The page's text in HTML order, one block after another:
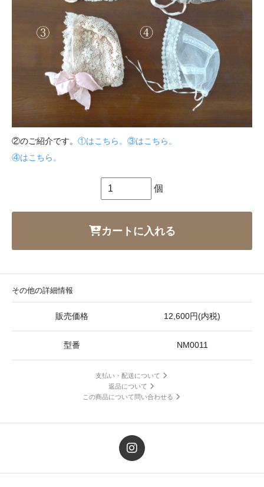
②のご紹介です。 ①はこちら。 ③はこちら。
④はこちら。
個
カートに入れる
その他の詳細情報
販売価格 12,600円(内税)
型番 NM0011
支払い・配送について
返品について
この商品について問い合わせる